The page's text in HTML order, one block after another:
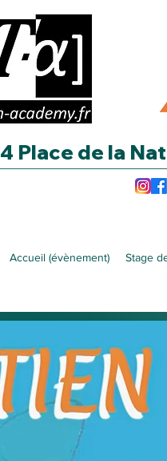
4 Place de la
Accueil (évènement) Stage